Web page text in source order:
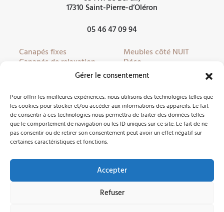
Gérer le consentement
Pour offrir les meilleures expériences, nous utilisons des technologies telles que
les cookies pour stocker et/ou accéder aux informations des appareils. Le fait
de consentir à ces technologies nous permettra de traiter des données telles
que le comportement de navigation ou les ID uniques sur ce site. Le fait de ne
pas consentir ou de retirer son consentement peut avoir un effet négatif sur
certaines caractéristiques et fonctions.
Accepter
Refuser
17310 Saint-Pierre-d’Oléron
05 46 47 09 94
Canapés fixes
Canapés de relaxation
Canapés convertibles
Meubles côté JOUR
Meubles côté NUIT
Déco
Literie
Partenaires
FacebookInstagram
Nous contacter